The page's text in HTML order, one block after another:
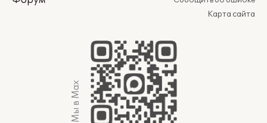
Карта сайта
Мы в Max